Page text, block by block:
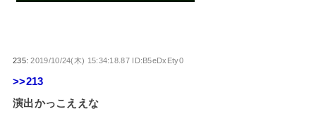
235:2019/10/24(木) 15:34:18.87 ID:B5eDxEty0
>>213
演出かっこええな